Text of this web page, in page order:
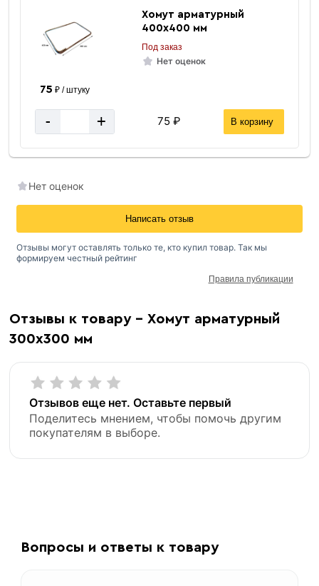
Хомут арматурный
400х400 мм
Под заказ
Нет оценок
75 ₽ / штуку
- + 75 ₽ В корзину
Отзывы к товару - Хомут арматурный
300х300 мм
Отзывов еще нет. Оставьте первый
Поделитесь мнением, чтобы помочь другим
покупателям в выборе.
Нет оценок
Написать отзыв
Отзывы могут оставлять только те, кто купил товар. Так мы
формируем честный рейтинг
Правила публикации
Вопросы и ответы к товару